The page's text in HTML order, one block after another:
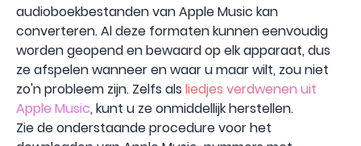
audioboekbestanden van Apple Music kan
converteren. Al deze formaten kunnen eenvoudig
worden geopend en bewaard op elk apparaat, dus
ze afspelen wanneer en waar u maar wilt, zou niet
zo'n probleem zijn. Zelfs als liedjes verdwenen uit
Apple Music, kunt u ze onmiddellijk herstellen.
Zie de onderstaande procedure voor het